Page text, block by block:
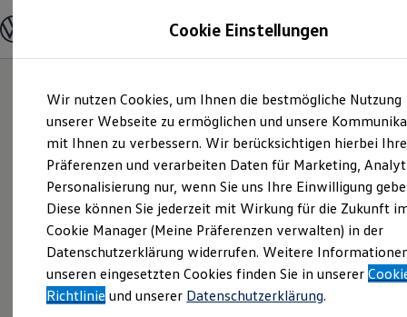
Hauptinhalt
springen
Footer
springen
Modelle und Konfigurator
Modelle vergleichen
Elektroautos
ENERGY Sondermodelle
Nutzfahrzeuge
SUV und CUV
Familienautos
Kombis
Kompaktwagen
Sportwagen
Schnell verfügbare Fahrzeuge
Angebote und Produkte
Aktuelle Angebote
E-Auto-Förderung
Volkswagen Marktplatz
Cookie Einstellungen
Wir nutzen Cookies, um Ihnen die bestmögliche Nutzung
unserer Webseite zu ermöglichen und unsere
mit Ihnen zu verbessern. Wir berücksichtigen hierbei Ihre
Präferenzen und verarbeiten Daten für Marketing,
Personalisierung nur, wenn Sie uns Ihre Einwilligung
Diese können Sie jederzeit mit Wirkung für die Zukunft
Cookie Manager (Meine Präferenzen verwalten) in der
Datenschutzerklärung widerrufen. Weitere
unseren eingesetzten Cookies finden Sie in unserer
Richtlinie und unserer Datenschutzerklärung.